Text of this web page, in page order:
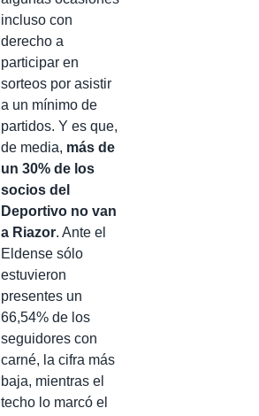
incluso con
derecho a
participar en
sorteos por asistir
a un mínimo de
partidos. Y es que,
de media, más de
un 30% de los
socios del
Deportivo no van
a Riazor. Ante el
Eldense sólo
estuvieron
presentes un
66,54% de los
seguidores con
carné, la cifra más
baja, mientras el
techo lo marcó el